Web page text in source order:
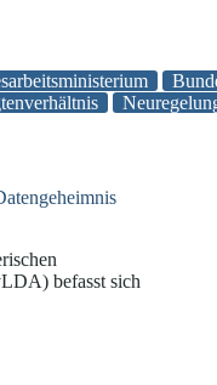
befasst sich